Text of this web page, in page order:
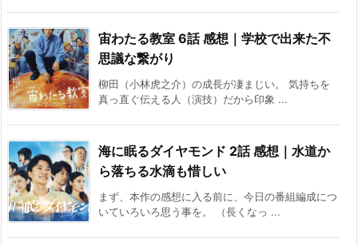
宙わたる教室 6話 感想｜学校で出来た不
思議な繋がり
柳田（小林虎之介）の成長が凄まじい。 気持ちを
真っ直ぐ伝える人（演技）だから印象 ...
海に眠るダイヤモンド 2話 感想｜水道か
ら落ちる水滴も惜しい
まず、本作の感想に入る前に、今日の番組編成につ
いていろいろ思う事を。 （長くなっ ...